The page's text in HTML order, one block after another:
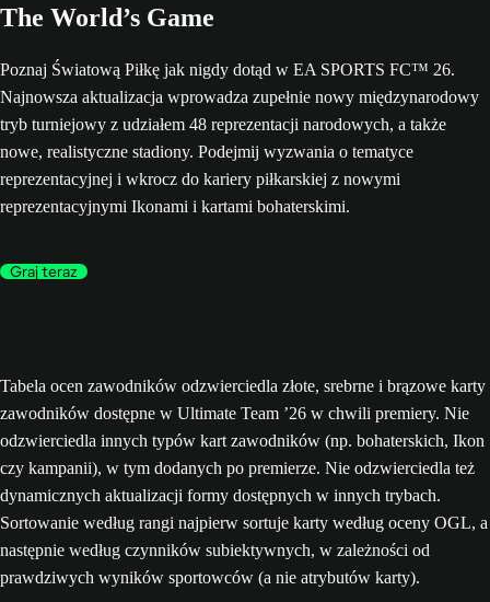
The World’s Game
Poznaj Światową Piłkę jak nigdy dotąd w EA SPORTS FC™ 26.
Najnowsza aktualizacja wprowadza zupełnie nowy międzynarodowy
tryb turniejowy z udziałem 48 reprezentacji narodowych, a także
nowe, realistyczne stadiony. Podejmij wyzwania o tematyce
reprezentacyjnej i wkrocz do kariery piłkarskiej z nowymi
reprezentacyjnymi Ikonami i kartami bohaterskimi.
Graj teraz
Tabela ocen zawodników odzwierciedla złote, srebrne i brązowe karty
zawodników dostępne w Ultimate Team ’26 w chwili premiery. Nie
odzwierciedla innych typów kart zawodników (np. bohaterskich, Ikon
czy kampanii), w tym dodanych po premierze. Nie odzwierciedla też
dynamicznych aktualizacji formy dostępnych w innych trybach.
Sortowanie według rangi najpierw sortuje karty według oceny OGL, a
następnie według czynników subiektywnych, w zależności od
prawdziwych wyników sportowców (a nie atrybutów karty).